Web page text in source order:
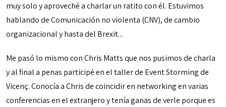
muy solo y aproveché a charlar un ratito con él. Estuvimos
hablando de Comunicación no violenta (CNV), de cambio
organizacional y hasta del Brexit...
Me pasó lo mismo con Chris Matts que nos pusimos de charla
y al final a penas participé en el taller de Event Storming de
Vicenç. Conocía a Chris de coincidir en networking en varias
conferencias en el extranjero y tenía ganas de verle porque es